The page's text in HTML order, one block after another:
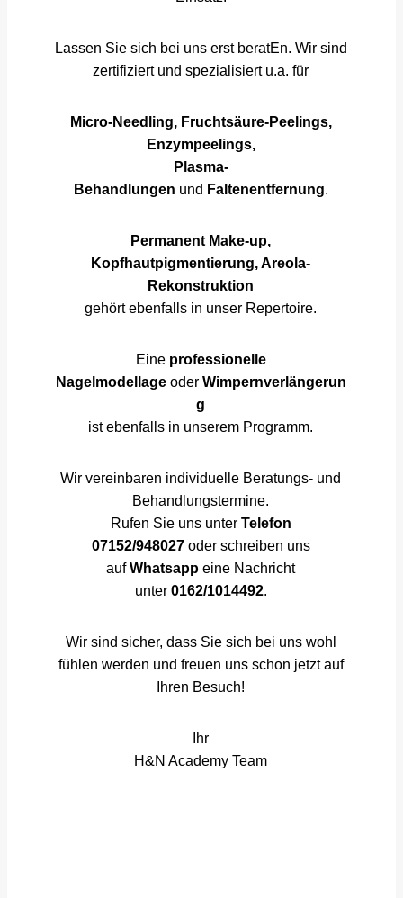
Lassen Sie sich bei uns erst beratEn. Wir sind
zertifiziert und spezialisiert u.a. für
Micro-Needling, Fruchtsäure-Peelings,
Enzympeelings,
Plasma-
Behandlungen und Faltenentfernung.
Permanent Make-up,
Kopfhautpigmentierung, Areola-
Rekonstruktion
gehört ebenfalls in unser Repertoire.
Eine professionelle
Nagelmodellageoder Wimpernverlängerun
g
ist ebenfalls in unserem Programm.
Wir vereinbaren individuelle Beratungs- und
Behandlungstermine.
Rufen Sie uns unter Telefon
07152/948027 oder schreiben uns
aufWhatsapp eine Nachricht
unter 0162/1014492.
Wir sind sicher, dass Sie sich bei uns wohl
fühlen werden und freuen uns schon jetzt auf
Ihren Besuch!
Ihr
H&N Academy Team